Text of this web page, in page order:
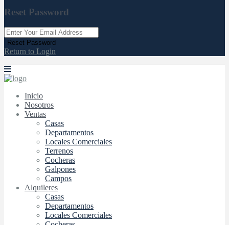
Reset Password
Reset Password
Return to Login
Inicio
Nosotros
Ventas
Casas
Departamentos
Locales Comerciales
Terrenos
Cocheras
Galpones
Campos
Alquileres
Casas
Departamentos
Locales Comerciales